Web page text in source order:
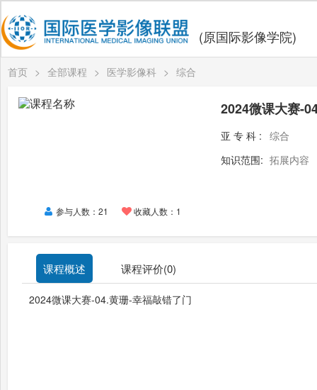
(原国际影像学院)
首页 > 全部课程 > 医学影像科 > 综合
参与人数：21 收藏人数：1
2024微课大赛-
亚专科:
综合
知识范围: 拓展内容
课程概述 课程评价(0)
2024微课大赛-04.黄珊-幸福敲错了门